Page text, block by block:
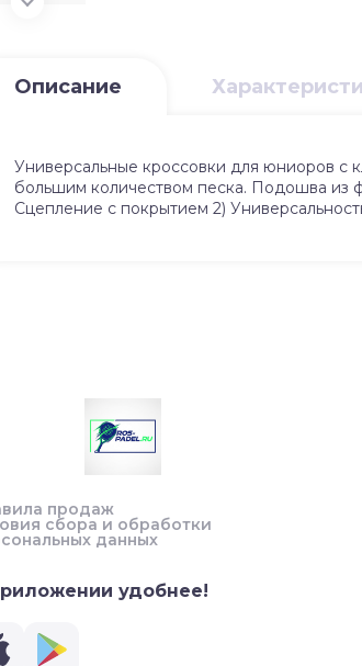
Описание
Универсальные кроссовки для юниоров с
большим количеством песка. Подошва из
Сцепление с покрытием 2)
продаж
сбора и обработки
данных
удобнее!